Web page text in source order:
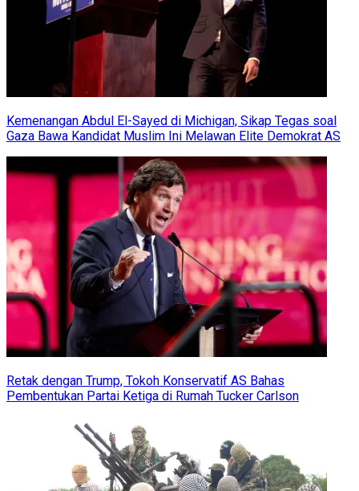
Kemenangan Abdul El-Sayed di Michigan, Sikap Tegas soal
Gaza Bawa Kandidat Muslim Ini Melawan Elite Demokrat AS
Retak dengan Trump, Tokoh Konservatif AS Bahas
Pembentukan Partai Ketiga di Rumah Tucker Carlson